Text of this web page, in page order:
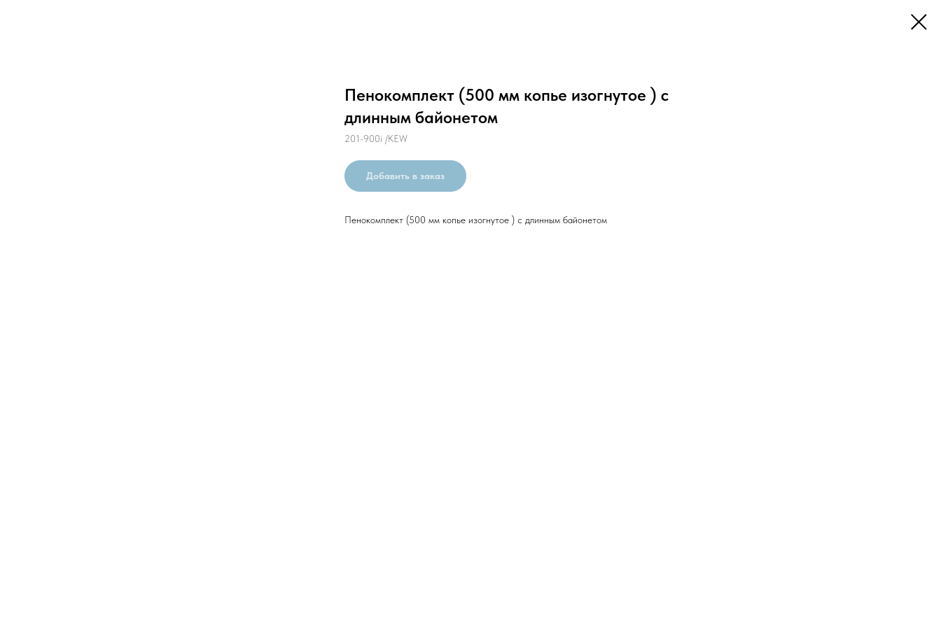
Пенокомплект (500 мм копье изогнутое ) с
длинным байонетом
201-900i /KEW
Добавить в заказ
Пенокомплект (500 мм копье изогнутое ) с длинным байонетом